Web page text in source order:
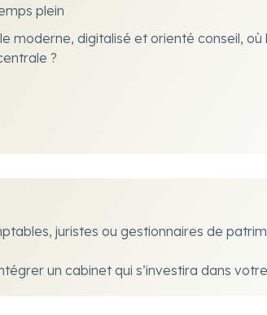
plein
moderne, digitalisé et orienté conseil, où
?
gestion et le pilotage de leur activité.
juristes ou gestionnaires de
un cabinet qui s’investira dans votre